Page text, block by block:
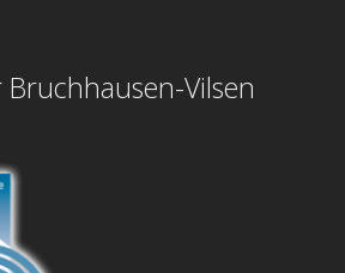
Vilsen